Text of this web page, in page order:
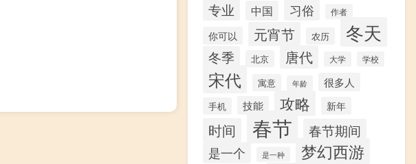
专业 中国 习俗 作者
你可以 元宵节 农历 冬天
冬季 北京 唐代 大学 学校
宋代 寓意 年龄 很多人
手机 技能 攻略 新年
时间 春节 春节期间
是一个 是一种 梦幻西游